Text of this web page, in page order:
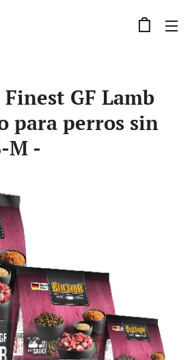
Finest GF Lamb
para perros sin
M -